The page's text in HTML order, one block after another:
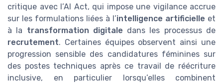
critique avec l’AI Act, qui impose une vigilance accrue
sur les formulations liées à l’intelligence artificielle et
à la transformation digitale dans les processus de
recrutement. Certaines équipes observent ainsi une
progression sensible des candidatures féminines sur
des postes techniques après ce travail de réécriture
inclusive, en particulier lorsqu’elles combinent